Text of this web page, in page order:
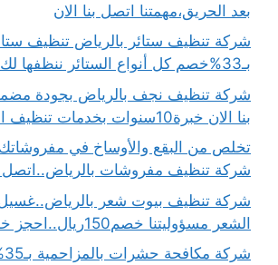
بعد الحريق،مهمتنا اتصل بنا الان
شركة تنظيف ستائر بالرياض تنظيف
بـ33%خصم كل أنواع الستائر ننظفها لك
بنا الان خبرة10سنوات بخدمات تنظيف النجف
شركة تنظيف مفروشات بالرياض..اتصل
شركة تنظيف بيوت شعر بالرياض..غسيل
الشعر مسؤوليتنا خصم150ريال..احجز خدمتك الان